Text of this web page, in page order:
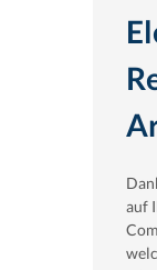
auf